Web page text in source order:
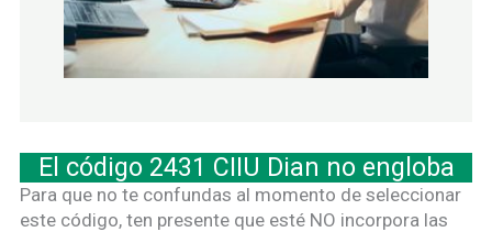
El código 2431 CIIU Dian no engloba
Para que no te confundas al momento de seleccionar
este código, ten presente que esté NO incorpora las